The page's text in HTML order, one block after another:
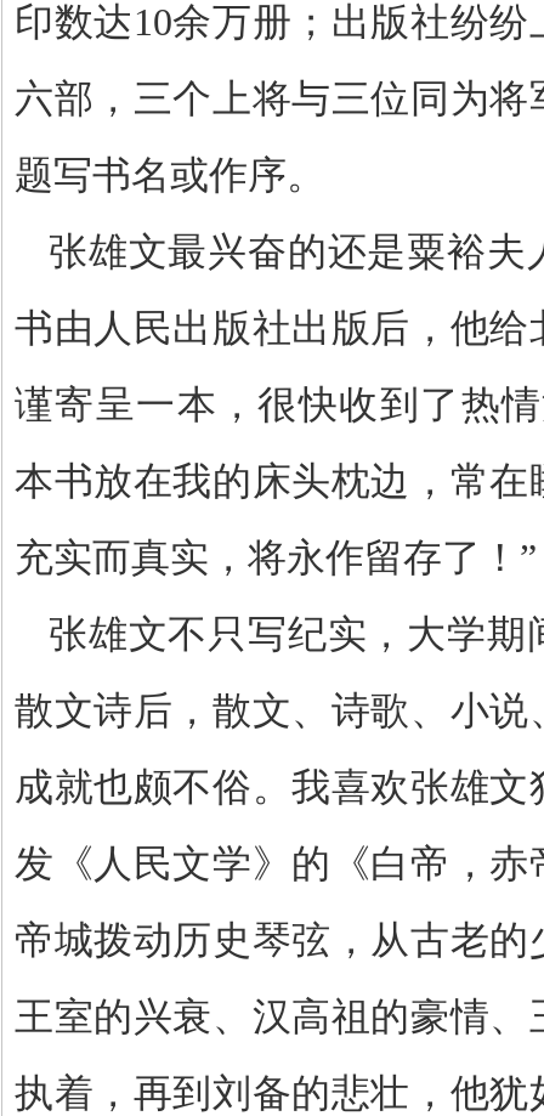
印数达10余万册；出版社纷
六部，三个上将与三位同为
题写书名或作序。
张雄文最兴奋的还是粟裕夫
书由人民出版社出版后，他
谨寄呈一本，很快收到了热
本书放在我的床头枕边，常
充实而真实，将永作留存了！”
张雄文不只写纪实，大学期
散文诗后，散文、诗歌、小
成就也颇不俗。我喜欢张雄
发《人民文学》的《白帝，
帝城拨动历史琴弦，从古老
王室的兴衰、汉高祖的豪情
执着，再到刘备的悲壮，他